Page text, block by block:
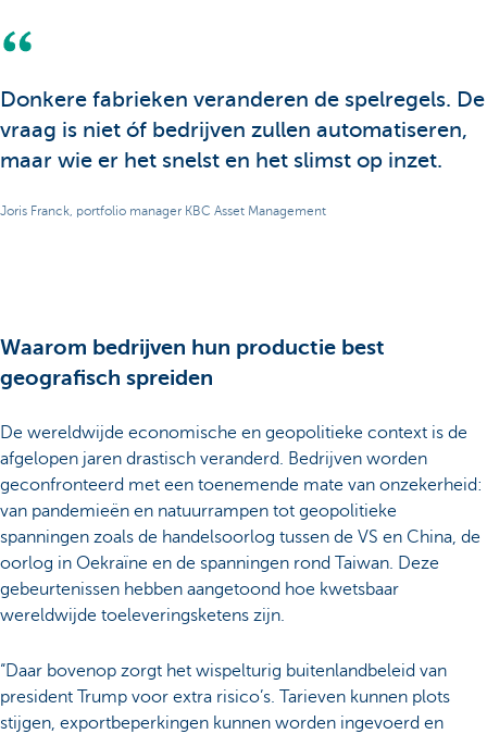
Donkere fabrieken veranderen de spelregels. De
vraag is niet óf bedrijven zullen automatiseren,
maar wie er het snelst en het slimst op inzet.
Joris Franck, portfolio manager KBC Asset Management
Waarom bedrijven hun productie best
geografisch spreiden
De wereldwijde economische en geopolitieke context is de
afgelopen jaren drastisch veranderd. Bedrijven worden
geconfronteerd met een toenemende mate van onzekerheid:
van pandemieën en natuurrampen tot geopolitieke
spanningen zoals de handelsoorlog tussen de VS en China, de
oorlog in Oekraïne en de spanningen rond Taiwan. Deze
gebeurtenissen hebben aangetoond hoe kwetsbaar
wereldwijde toeleveringsketens zijn.
“Daar bovenop zorgt het wispelturig buitenlandbeleid van
president Trump voor extra risico’s. Tarieven kunnen plots
stijgen, exportbeperkingen kunnen worden ingevoerd en